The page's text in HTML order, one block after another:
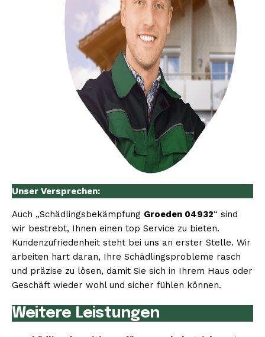
Unser Versprechen:
Auch „Schädlingsbekämpfung Groeden 04932“ sind
wir bestrebt, Ihnen einen top Service zu bieten.
Kundenzufriedenheit steht bei uns an erster Stelle. Wir
arbeiten hart daran, Ihre Schädlingsprobleme rasch
und präzise zu lösen, damit Sie sich in Ihrem Haus oder
Geschäft wieder wohl und sicher fühlen können.
Weitere Leistungen